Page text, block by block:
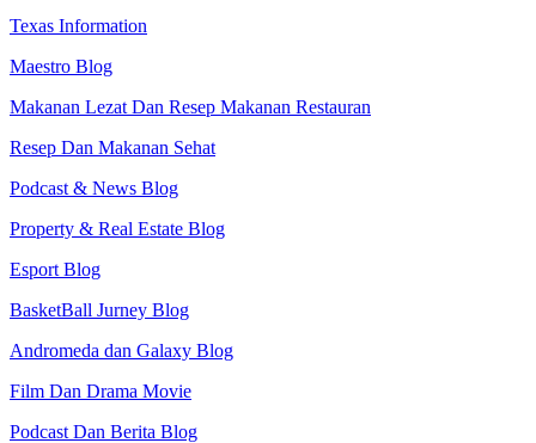
Texas Information
Maestro Blog
Makanan Lezat Dan Resep Makanan Restauran
Resep Dan Makanan Sehat
Podcast & News Blog
Property & Real Estate Blog
Esport Blog
BasketBall Jurney Blog
Andromeda dan Galaxy Blog
Film Dan Drama Movie
Podcast Dan Berita Blog